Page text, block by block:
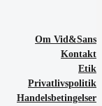
Om Vid&Sans
Kontakt
Etik
Privatlivspolitik
Handelsbetingelser